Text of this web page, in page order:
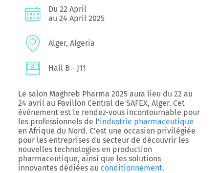
Du 22 April
au 24 April 2025
Alger, Algeria
Hall B - J11
Le salon Maghreb Pharma 2025 aura lieu du 22 au
24 avril au Pavillon Central de SAFEX, Alger. Cet
événement est le rendez-vous incontournable pour
les professionnels de l’industrie pharmaceutique
en Afrique du Nord. C’est une occasion privilégiée
pour les entreprises du secteur de découvrir les
nouvelles technologies en production
pharmaceutique, ainsi que les solutions
innovantes dédiées au conditionnement.